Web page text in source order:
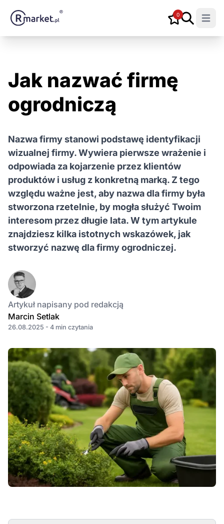
0
Open
Jak nazwać firmę
ogrodniczą
Nazwa firmy stanowi podstawę identyfikacji
wizualnej firmy. Wywiera pierwsze wrażenie i
odpowiada za kojarzenie przez klientów
produktów i usług z konkretną marką. Z tego
względu ważne jest, aby nazwa dla firmy była
stworzona rzetelnie, by mogła służyć Twoim
interesom przez długie lata. W tym artykule
znajdziesz kilka istotnych wskazówek, jak
stworzyć nazwę dla firmy ogrodniczej.
Artykuł napisany pod redakcją
Marcin Setlak
26.08.2025 - 4 min czytania